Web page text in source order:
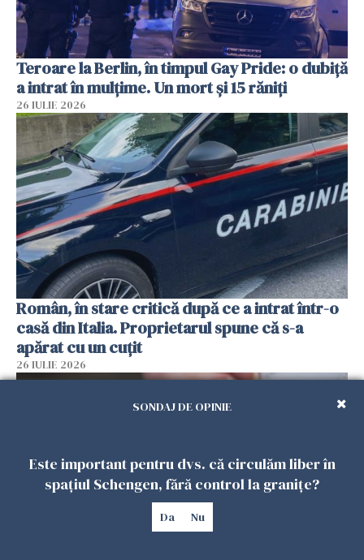
Teroare la Berlin, în timpul Gay Pride: o dubiță
a intrat în mulțime. Un mort și 15 răniți
26 IULIE 2026
Român, în stare critică după ce a intrat într-o
casă din Italia. Proprietarul spune că s-a
apărat cu un cuțit
26 IULIE 2026
SONDAJ DE OPINIE
Este important pentru dvs. că circulăm liber în
spațiul Schengen, fără control la granițe?
Da Nu